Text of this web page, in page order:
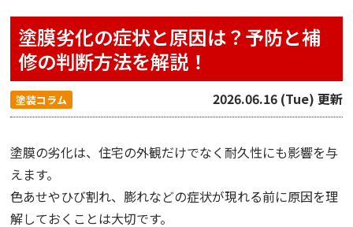
塗膜劣化の症状と原因は？予防と補
修の判断方法を解説！
塗装コラム 2026.06.16 (Tue) 更新
塗膜の劣化は、住宅の外観だけでなく耐久性にも影響を与
えます。
色あせやひび割れ、膨れなどの症状が現れる前に原因を理
解しておくことは大切です。